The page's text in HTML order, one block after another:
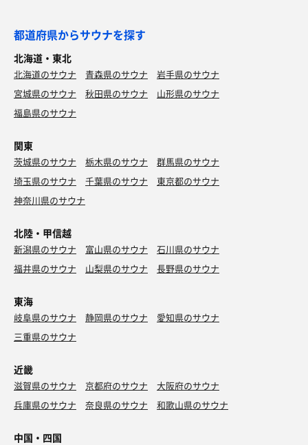
都道府県からサウナを探す
北海道・東北
北海道のサウナ 青森県のサウナ
岩手県のサウナ
宮城県のサウナ
秋田県のサウナ
山形県のサウナ
福島県のサウナ
関東
茨城県のサウナ 栃木県のサウナ
群馬県のサウナ
埼玉県のサウナ
千葉県のサウナ
東京都のサウナ
神奈川県のサウナ
北陸・甲信越
新潟県のサウナ 富山県のサウナ
石川県のサウナ
福井県のサウナ
山梨県のサウナ 長野県のサウナ
東海
岐阜県のサウナ 静岡県のサウナ
愛知県のサウナ
三重県のサウナ
近畿
滋賀県のサウナ 京都府のサウナ
大阪府のサウナ
兵庫県のサウナ
奈良県のサウナ 和歌山県のサウナ
中国・四国